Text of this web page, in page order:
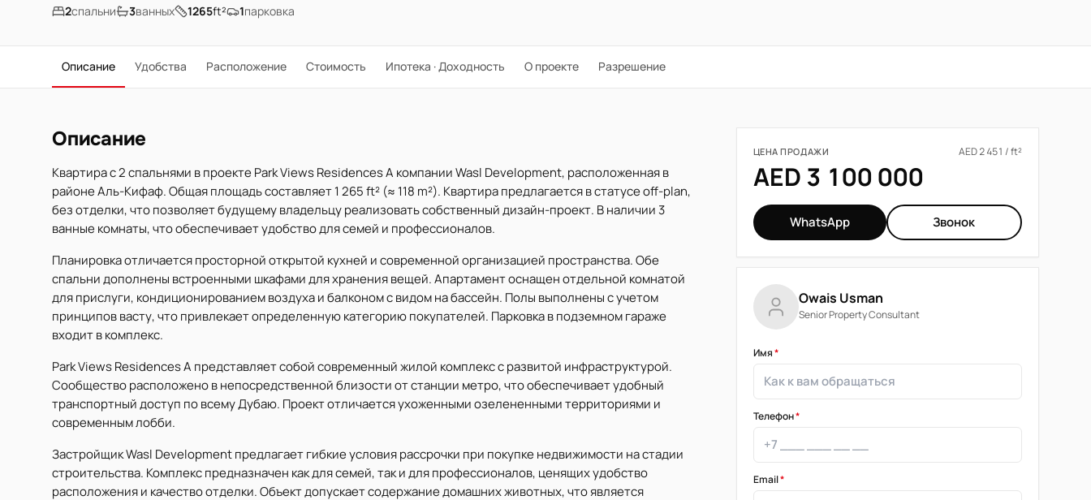
2спальни 3ванных 1265ft² 1парковка
Описание Удобства Расположение Стоимость Ипотека · Доходность О проекте Разрешение
Описание
Квартира с 2 спальнями в проекте Park Views Residences A компании Wasl Development, расположенная в
районе Аль-Кифаф. Общая площадь составляет 1 265 ft² (≈ 118 m²). Квартира предлагается в статусе off-plan,
без отделки, что позволяет будущему владельцу реализовать собственный дизайн-проект. В наличии 3
ванные комнаты, что обеспечивает удобство для семей и профессионалов.
Планировка отличается просторной открытой кухней и современной организацией пространства. Обе
спальни дополнены встроенными шкафами для хранения вещей. Апартамент оснащен отдельной комнатой
для прислуги, кондиционированием воздуха и балконом с видом на бассейн. Полы выполнены с учетом
принципов васту, что привлекает определенную категорию покупателей. Парковка в подземном гараже
входит в комплекс.
Park Views Residences A представляет собой современный жилой комплекс с развитой инфраструктурой.
Сообщество расположено в непосредственной близости от станции метро, что обеспечивает удобный
транспортный доступ по всему Дубаю. Проект отличается ухоженными озелененными территориями и
современным лобби.
Застройщик Wasl Development предлагает гибкие условия рассрочки при покупке недвижимости на стадии
строительства. Комплекс предназначен как для семей, так и для профессионалов, ценящих удобство
расположения и качество отделки. Объект допускает содержание домашних животных, что является
ЦЕНА ПРОДАЖИ AED 2 451 / ft²
AED 3 100 000
WhatsApp Звонок
Owais Usman
Senior Property Consultant
Имя*
Телефон*
Email*